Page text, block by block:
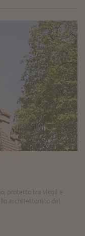
protetto tra vicoli e
architettonico del